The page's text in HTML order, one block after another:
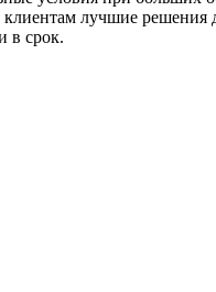
клиентам лучшие решения
в срок.